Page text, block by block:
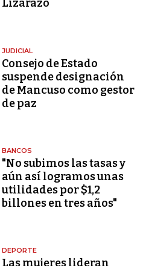
Lizarazo
JUDICIAL
Consejo de Estado
suspende designación
de Mancuso como gestor
de paz
BANCOS
"No subimos las tasas y
aún así logramos unas
utilidades por $1,2
billones en tres años"
DEPORTE
Las mujeres lideran